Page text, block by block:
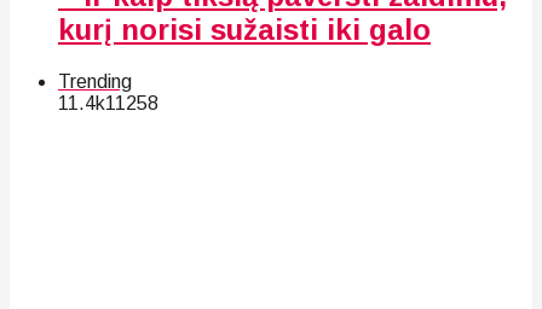
kurį norisi sužaisti iki galo
Trending
11.4k11258